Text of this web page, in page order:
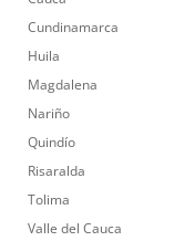
Cundinamarca
Huila
Magdalena
Nariño
Quindío
Risaralda
Tolima
Valle del Cauca